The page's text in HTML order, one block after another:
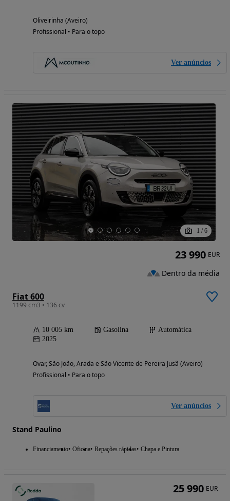
Oliveirinha (Aveiro)
Profissional • Para o topo
Ver anúncios
1 / 6
Fiat 600
1199 cm3 • 136 cv
10 005 km Gasolina
Automática
2025
Ovar, São João, Arada e São Vicente de Pereira Jusã (Aveiro)
Profissional • Para o topo
Ver anúncios
Stand Paulino
Financiamento Oficina Repações rápidas Chapa e Pintura
23 990 EUR
Dentro da média
25 990 EUR